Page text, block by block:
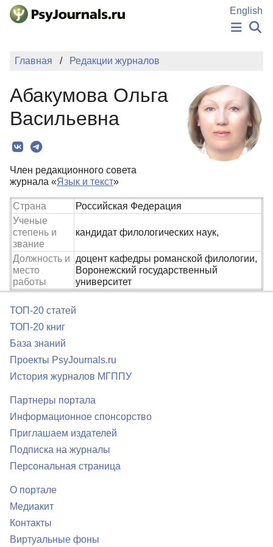
Перейти к основному содержанию
English
НОВОСТИ
ПОДАТЬ РУКОПИСЬ
КЛЮЧЕВЫЕ СЛОВА
Вход
Главная Редакции журналов
Абакумова Ольга
Васильевна
Член редакционного совета
журнала «Язык и текст»
Страна
Российская Федерация
Ученые
степень и
звание
кандидат филологических наук,
Должность и
место
работы
доцент кафедры романской филологии,
Воронежский государственный
университет
ТОП-20 статей
ТОП-20 книг
База знаний
Проекты PsyJournals.ru
История журналов МГППУ
Партнеры портала
Информационное спонсорство
Приглашаем издателей
Подписка на журналы
Персональная страница
О портале
Медиакит
Контакты
Виртуальные фоны